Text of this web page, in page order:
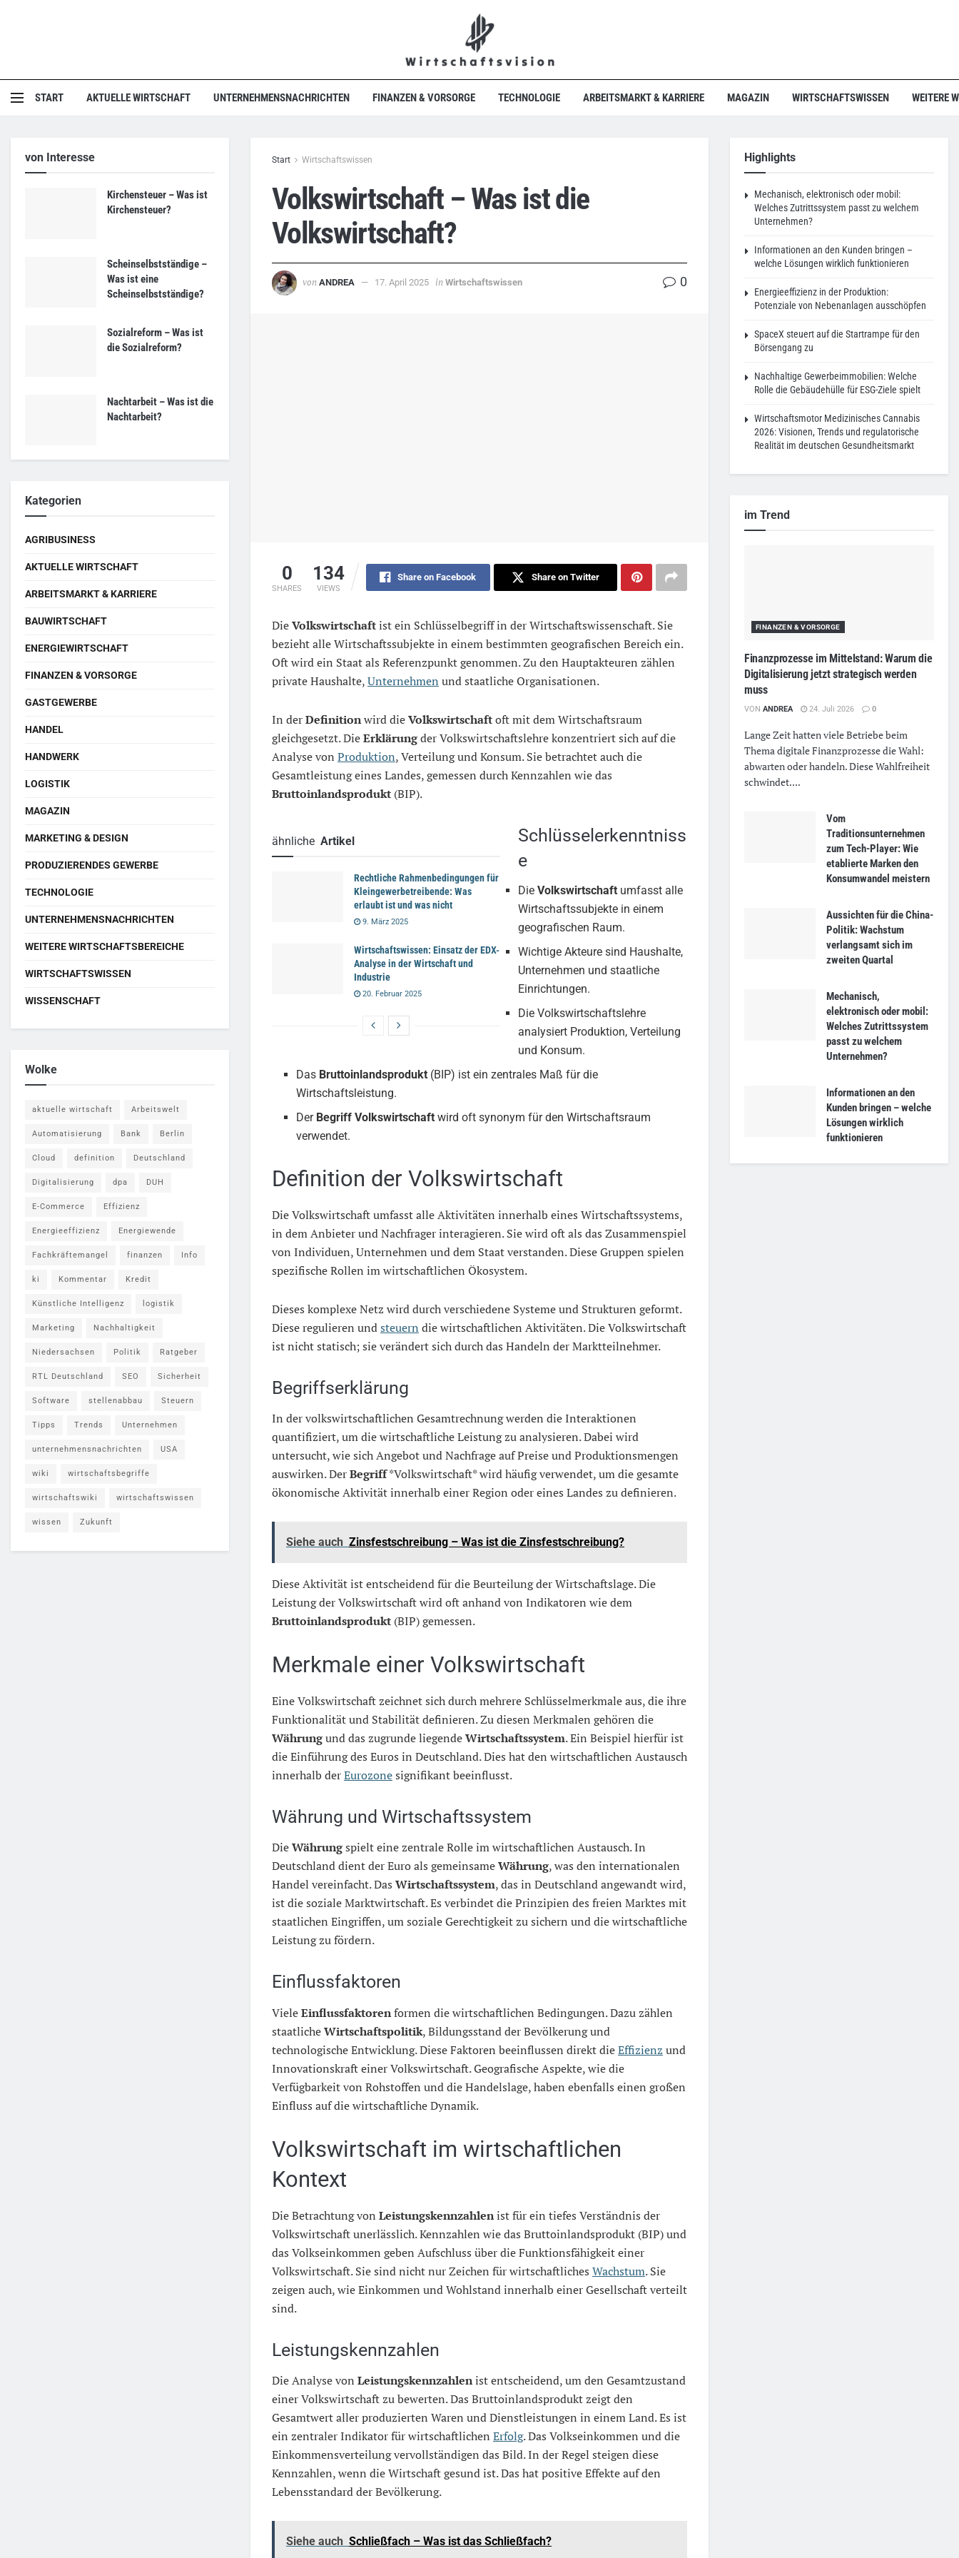
START AKTUELLE WIRTSCHAFT UNTERNEHMENSNACHRICHTEN FINANZEN & VORSORGE TECHNOLOGIE ARBEITSMARKT & KARRIERE MAGAZIN WIRTSCHAFTSWISSEN WEITERE
Start Wirtschaftswissen
Volkswirtschaft – Was ist die
Volkswirtschaft?
von ANDREA 17. April 2025 in Wirtschaftswissen 0
0
SHARES
134
VIEWS
Share on Facebook Share on Twitter
DieVolkswirtschaftist ein Schlüsselbegriff in der Wirtschaftswissenschaft. Sie
bezieht alle Wirtschaftssubjekte in einem bestimmten geografischen Bereich ein.
Oft wird ein Staat als Referenzpunkt genommen. Zu den Hauptakteuren zählen
private Haushalte,Unternehmen und staatliche Organisationen.
In derDefinitionwird dieVolkswirtschaftoft mit dem Wirtschaftsraum
gleichgesetzt. DieErklärungder Volkswirtschaftslehre konzentriert sich auf die
Analyse von Produktion, Verteilung und Konsum. Sie betrachtet auch die
Gesamtleistung eines Landes, gemessen durch Kennzahlen wie das
Bruttoinlandsprodukt (BIP).
ähnliche Artikel
Rechtliche Rahmenbedingungen für
Kleingewerbetreibende: Was
erlaubt ist und was nicht
9. März 2025
Wirtschaftswissen: Einsatz der EDX-
Analyse in der Wirtschaft und
Industrie
20. Februar 2025
Schlüsselerkenntniss
e
Die Volkswirtschaft umfasst alle
Wirtschaftssubjekte in einem
geografischen Raum.
Wichtige Akteure sind Haushalte,
Unternehmen und staatliche
Einrichtungen.
Die Volkswirtschaftslehre
analysiert Produktion, Verteilung
und Konsum.
Das Bruttoinlandsprodukt (BIP) ist ein zentrales Maß für die
Wirtschaftsleistung.
Der Begriff Volkswirtschaft wird oft synonym für den Wirtschaftsraum
verwendet.
Definition der Volkswirtschaft
Die Volkswirtschaft umfasst alle Aktivitäten innerhalb eines Wirtschaftssystems,
in dem Anbieter und Nachfrager interagieren. Sie wird oft als das Zusammenspiel
von Individuen, Unternehmen und dem Staat verstanden. Diese Gruppen spielen
spezifische Rollen im wirtschaftlichen Ökosystem.
Dieses komplexe Netz wird durch verschiedene Systeme und Strukturen geformt.
Diese regulieren undsteuern die wirtschaftlichen Aktivitäten. Die Volkswirtschaft
ist nicht statisch; sie verändert sich durch das Handeln der Marktteilnehmer.
Begriffserklärung
In der volkswirtschaftlichen Gesamtrechnung werden die Interaktionen
quantifiziert, um die wirtschaftliche Leistung zu analysieren. Dabei wird
untersucht, wie sich Angebot und Nachfrage auf Preise und Produktionsmengen
auswirken. DerBegriff*Volkswirtschaft* wird häufig verwendet, um die gesamte
ökonomische Aktivität innerhalb einer Region oder eines Landes zu definieren.
Siehe auch Zinsfestschreibung – Was ist die Zinsfestschreibung?
Diese Aktivität ist entscheidend für die Beurteilung der Wirtschaftslage. Die
Leistung der Volkswirtschaft wird oft anhand von Indikatoren wie dem
Bruttoinlandsprodukt (BIP) gemessen.
Merkmale einer Volkswirtschaft
Eine Volkswirtschaft zeichnet sich durch mehrere Schlüsselmerkmale aus, die ihre
Funktionalität und Stabilität definieren. Zu diesen Merkmalen gehören die
Währungund das zugrunde liegendeWirtschaftssystem. Ein Beispiel hierfür ist
die Einführung des Euros in Deutschland. Dies hat den wirtschaftlichen Austausch
innerhalb derEurozonesignifikant beeinflusst.
Währung und Wirtschaftssystem
DieWährungspielt eine zentrale Rolle im wirtschaftlichen Austausch. In
Deutschland dient der Euro als gemeinsameWährung, was den internationalen
Handel vereinfacht. Das Wirtschaftssystem, das in Deutschland angewandt wird,
ist die soziale Marktwirtschaft. Es verbindet die Prinzipien des freien Marktes mit
staatlichen Eingriffen, um soziale Gerechtigkeit zu sichern und die wirtschaftliche
Leistung zu fördern.
Einflussfaktoren
VieleEinflussfaktorenformen die wirtschaftlichen Bedingungen. Dazu zählen
staatlicheWirtschaftspolitik, Bildungsstand der Bevölkerung und
technologische Entwicklung. Diese Faktoren beeinflussen direkt dieEffizienz und
Innovationskraft einer Volkswirtschaft. Geografische Aspekte, wie die
Verfügbarkeit von Rohstoffen und die Handelslage, haben ebenfalls einen großen
Einfluss auf die wirtschaftliche Dynamik.
Volkswirtschaft im wirtschaftlichen
Kontext
Die Betrachtung von Leistungskennzahlenist für ein tiefes Verständnis der
Volkswirtschaft unerlässlich. Kennzahlen wie das Bruttoinlandsprodukt (BIP) und
das Volkseinkommen geben Aufschluss über die Funktionsfähigkeit einer
Volkswirtschaft. Sie sind nicht nur Zeichen für wirtschaftliches Wachstum. Sie
zeigen auch, wie Einkommen und Wohlstand innerhalb einer Gesellschaft verteilt
sind.
Leistungskennzahlen
Die Analyse von Leistungskennzahlenist entscheidend, um den Gesamtzustand
einer Volkswirtschaft zu bewerten. Das Bruttoinlandsprodukt zeigt den
Gesamtwert aller produzierten Waren und Dienstleistungen in einem Land. Es ist
ein zentraler Indikator für wirtschaftlichen Erfolg. Das Volkseinkommen und die
Einkommensverteilung vervollständigen das Bild. In der Regel steigen diese
Kennzahlen, wenn die Wirtschaft gesund ist. Das hat positive Effekte auf den
Lebensstandard der Bevölkerung.
Siehe auch Schließfach – Was ist das Schließfach?
von Interesse
Kirchensteuer – Was ist
Kirchensteuer?
Scheinselbstständige –
Was ist eine
Scheinselbstständige?
Sozialreform – Was ist
die Sozialreform?
Nachtarbeit – Was ist die
Nachtarbeit?
Kategorien
AGRIBUSINESS
AKTUELLE WIRTSCHAFT
ARBEITSMARKT & KARRIERE
BAUWIRTSCHAFT
ENERGIEWIRTSCHAFT
FINANZEN & VORSORGE
GASTGEWERBE
HANDEL
HANDWERK
LOGISTIK
MAGAZIN
MARKETING & DESIGN
PRODUZIERENDES GEWERBE
TECHNOLOGIE
UNTERNEHMENSNACHRICHTEN
WEITERE WIRTSCHAFTSBEREICHE
WIRTSCHAFTSWISSEN
WISSENSCHAFT
Wolke
aktuelle wirtschaft Arbeitswelt
Automatisierung Bank Berlin
Cloud definition Deutschland
Digitalisierung dpa DUH
E-Commerce Effizienz
Energieeffizienz Energiewende
Fachkräftemangel finanzen Info
ki Kommentar Kredit
Künstliche Intelligenz logistik
Marketing Nachhaltigkeit
Niedersachsen Politik Ratgeber
RTL Deutschland SEO Sicherheit
Software stellenabbau Steuern
Tipps Trends Unternehmen
unternehmensnachrichten USA
wiki wirtschaftsbegriffe
wirtschaftswiki wirtschaftswissen
wissen Zukunft
Highlights
Mechanisch, elektronisch oder mobil:
Welches Zutrittssystem passt zu welchem
Unternehmen?
Informationen an den Kunden bringen –
welche Lösungen wirklich funktionieren
Energieeffizienz in der Produktion:
Potenziale von Nebenanlagen ausschöpfen
SpaceX steuert auf die Startrampe für den
Börsengang zu
Nachhaltige Gewerbeimmobilien: Welche
Rolle die Gebäudehülle für ESG-Ziele spielt
Wirtschaftsmotor Medizinisches Cannabis
2026: Visionen, Trends und regulatorische
Realität im deutschen Gesundheitsmarkt
im Trend
FINANZEN & VORSORGE
Finanzprozesse im Mittelstand: Warum die
Digitalisierung jetzt strategisch werden
muss
VON ANDREA 24. Juli 2026 0
Lange Zeit hatten viele Betriebe beim
Thema digitale Finanzprozesse die Wahl:
abwarten oder handeln. Diese Wahlfreiheit
schwindet....
Vom
Traditionsunternehmen
zum Tech-Player: Wie
etablierte Marken den
Konsumwandel meistern
Aussichten für die China-
Politik: Wachstum
verlangsamt sich im
zweiten Quartal
Mechanisch,
elektronisch oder mobil:
Welches Zutrittssystem
passt zu welchem
Unternehmen?
Informationen an den
Kunden bringen – welche
Lösungen wirklich
funktionieren